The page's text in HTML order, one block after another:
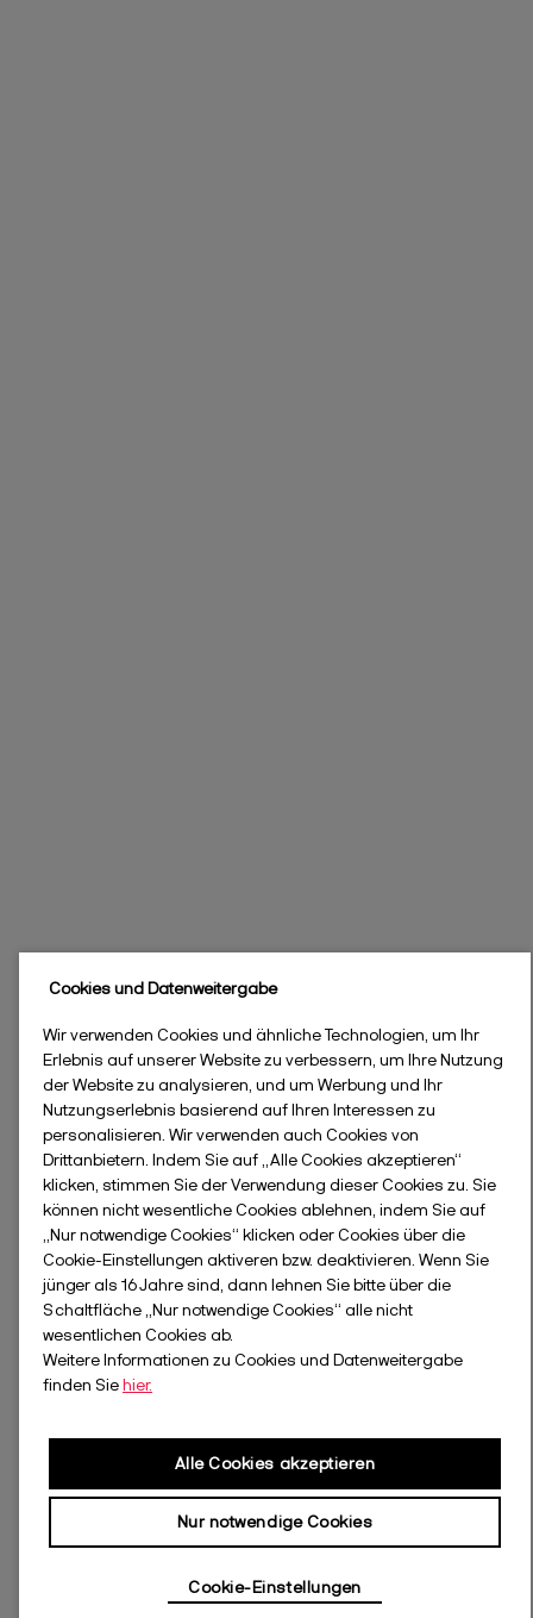
Cookies und Datenweitergabe
Wir verwenden Cookies und ähnliche Technologien, um Ihr
Erlebnis auf unserer Website zu verbessern, um Ihre Nutzung
der Website zu analysieren, und um Werbung und Ihr
Nutzungserlebnis basierend auf Ihren Interessen zu
personalisieren. Wir verwenden auch Cookies von
Drittanbietern. Indem Sie auf „Alle Cookies akzeptieren“
klicken, stimmen Sie der Verwendung dieser Cookies zu. Sie
können nicht wesentliche Cookies ablehnen, indem Sie auf
„Nur notwendige Cookies“ klicken oder Cookies über die
Cookie-Einstellungen aktiveren bzw. deaktivieren. Wenn Sie
jünger als 16 Jahre sind, dann lehnen Sie bitte über die
Schaltfläche „Nur notwendige Cookies“ alle nicht
wesentlichen Cookies ab.
Weitere Informationen zu Cookies und Datenweitergabe
finden Siehier.
Alle Cookies akzeptieren
Nur notwendige Cookies
Cookie-Einstellungen